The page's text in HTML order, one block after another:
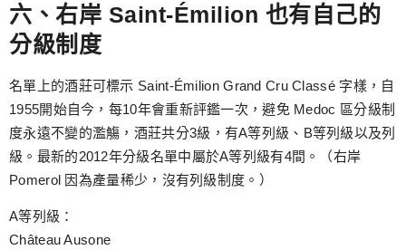
六、右岸 Saint-Émilion 也有自己的
分級制度
名單上的酒莊可標示 Saint-Émilion Grand Cru Classé 字樣，自
1955開始自今，每10年會重新評鑑一次，避免 Medoc 區分級制
度永遠不變的濫觴，酒莊共分3級，有A等列級、B等列級以及列
級。最新的2012年分級名單中屬於A等列級有4間。（右岸
Pomerol 因為產量稀少，沒有列級制度。）
A等列級：
Château Ausone